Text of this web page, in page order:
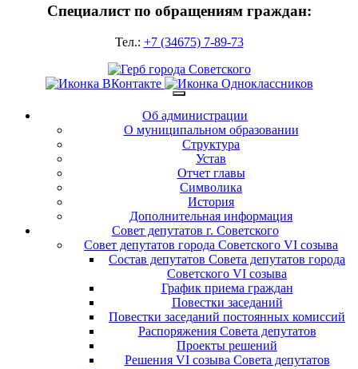
Специалист по обращениям граждан:
Тел.: +7 (34675) 7-89-73
Об администрации
О муниципальном образовании
Структура
Устав
Отчет главы
Символика
История
Дополнительная информация
Совет депутатов г. Советского
Совет депутатов города Советского VI созыва
Состав депутатов Совета депутатов города
Советского VI созыва
График приема граждан
Повестки заседаний
Повестки заседаний постоянных комиссий
Распоряжения Совета депутатов
Проекты решений
Решения VI созыва Совета депутатов